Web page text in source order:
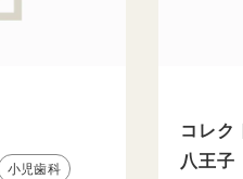
小児歯科
コレ
八王子